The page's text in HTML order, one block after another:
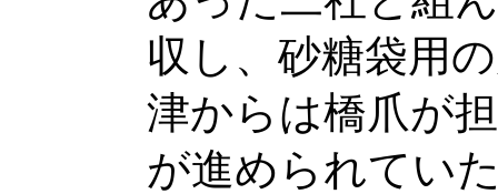
収し、砂糖袋用
津からは橋爪が
が進められてい